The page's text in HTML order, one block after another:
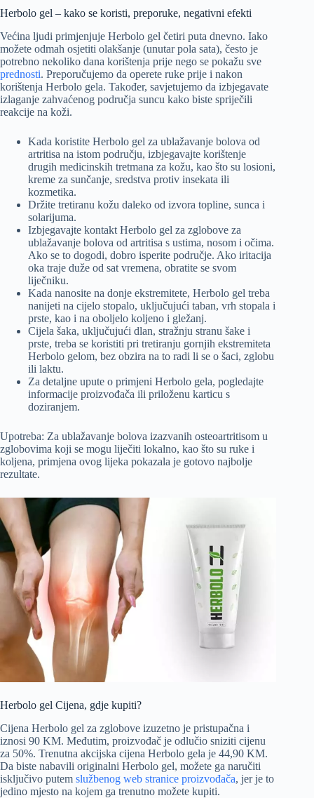
Herbolo gel – kako se koristi, preporuke, negativni efekti
Većina ljudi primjenjuje Herbolo gel četiri puta dnevno. Iako
možete odmah osjetiti olakšanje (unutar pola sata), često je
potrebno nekoliko dana korištenja prije nego se pokažu sve
prednosti. Preporučujemo da operete ruke prije i nakon
korištenja Herbolo gela. Također, savjetujemo da izbjegavate
izlaganje zahvaćenog područja suncu kako biste spriječili
reakcije na koži.
Kada koristite Herbolo gel za ublažavanje bolova od
artritisa na istom području, izbjegavajte korištenje
drugih medicinskih tretmana za kožu, kao što su losioni,
kreme za sunčanje, sredstva protiv insekata ili
kozmetika.
Držite tretiranu kožu daleko od izvora topline, sunca i
solarijuma.
Izbjegavajte kontakt Herbolo gel za zglobove za
ublažavanje bolova od artritisa s ustima, nosom i očima.
Ako se to dogodi, dobro isperite područje. Ako iritacija
oka traje duže od sat vremena, obratite se svom
liječniku.
Kada nanosite na donje ekstremitete, Herbolo gel treba
nanijeti na cijelo stopalo, uključujući taban, vrh stopala i
prste, kao i na oboljelo koljeno i gležanj.
Cijela šaka, uključujući dlan, stražnju stranu šake i
prste, treba se koristiti pri tretiranju gornjih ekstremiteta
Herbolo gelom, bez obzira na to radi li se o šaci, zglobu
ili laktu.
Za detaljne upute o primjeni Herbolo gela, pogledajte
informacije proizvođača ili priloženu karticu s
doziranjem.
Upotreba: Za ublažavanje bolova izazvanih osteoartritisom u
zglobovima koji se mogu liječiti lokalno, kao što su ruke i
koljena, primjena ovog lijeka pokazala je gotovo najbolje
rezultate.
Herbolo gel Cijena, gdje kupiti?
Cijena Herbolo gel za zglobove izuzetno je pristupačna i
iznosi 90 KM. Međutim, proizvođač je odlučio sniziti cijenu
za 50%. Trenutna akcijska cijena Herbolo gela je 44,90 KM.
Da biste nabavili originalni Herbolo gel, možete ga naručiti
isključivo putem službenog web stranice proizvođača, jer je to
jedino mjesto na kojem ga trenutno možete kupiti.